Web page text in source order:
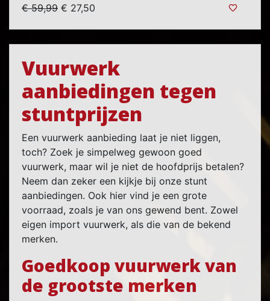
€ 59,99 € 27,50
Vuurwerk
aanbiedingen tegen
stuntprijzen
Een vuurwerk aanbieding laat je niet liggen,
toch? Zoek je simpelweg gewoon goed
vuurwerk, maar wil je niet de hoofdprijs betalen?
Neem dan zeker een kijkje bij onze stunt
aanbiedingen. Ook hier vind je een grote
voorraad, zoals je van ons gewend bent. Zowel
eigen import vuurwerk, als die van de bekend
merken.
Goedkoop vuurwerk van
de grootste merken